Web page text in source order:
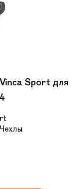
Sport для
Чехлы